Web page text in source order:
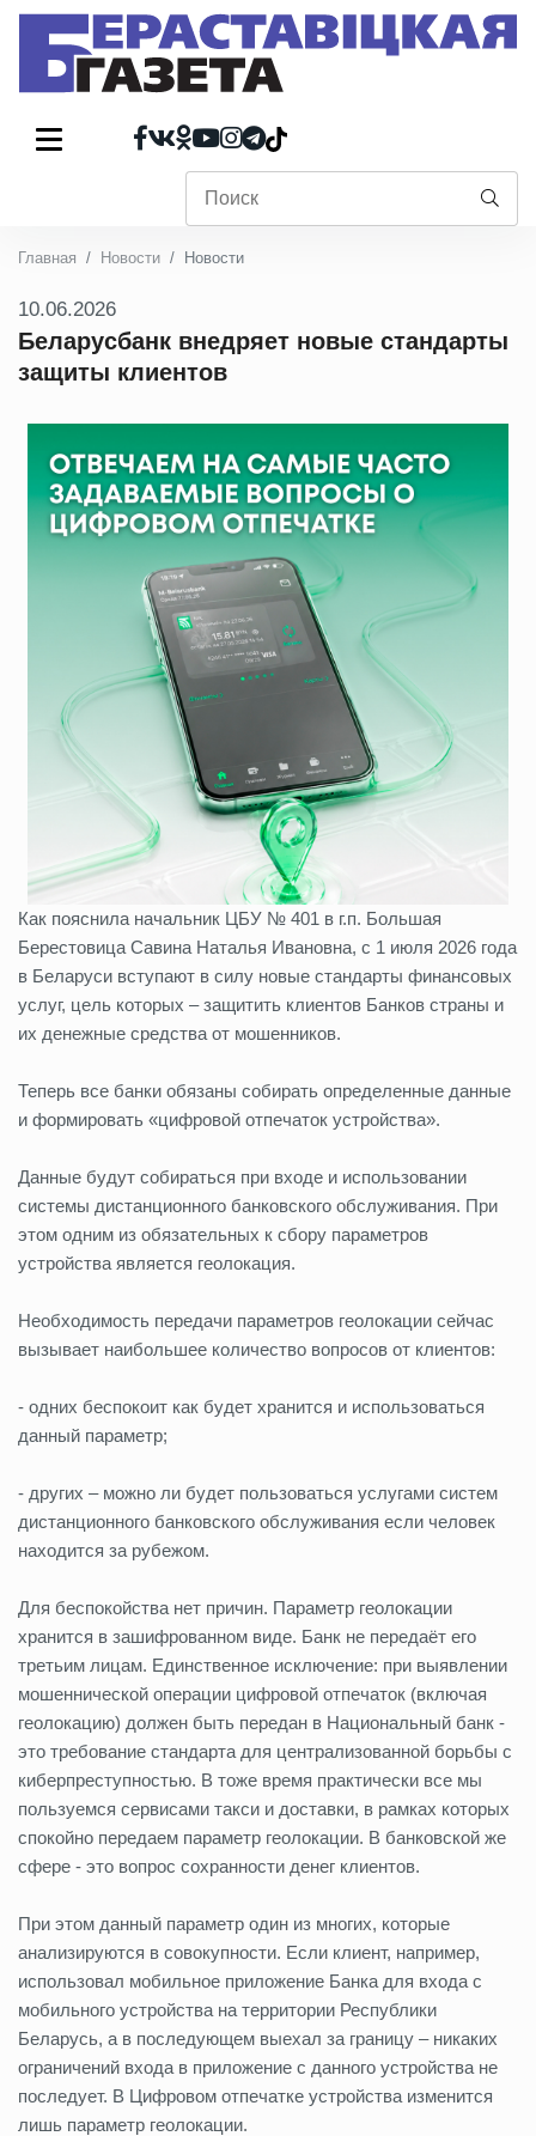
Главная Новости Новости
10.06.2026
Беларусбанк внедряет новые стандарты
защиты клиентов
Как пояснила начальник ЦБУ № 401 в г.п. Большая
Берестовица Савина Наталья Ивановна, с 1 июля 2026 года
в Беларуси вступают в силу новые стандарты финансовых
услуг, цель которых – защитить клиентов Банков страны и
их денежные средства от мошенников.
Теперь все банки обязаны собирать определенные данные
и формировать «цифровой отпечаток устройства».
Данные будут собираться при входе и использовании
системы дистанционного банковского обслуживания. При
этом одним из обязательных к сбору параметров
устройства является геолокация.
Необходимость передачи параметров геолокации сейчас
вызывает наибольшее количество вопросов от клиентов:
- одних беспокоит как будет хранится и использоваться
данный параметр;
- других – можно ли будет пользоваться услугами систем
дистанционного банковского обслуживания если человек
находится за рубежом.
Для беспокойства нет причин. Параметр геолокации
хранится в зашифрованном виде. Банк не передаёт его
третьим лицам. Единственное исключение: при выявлении
мошеннической операции цифровой отпечаток (включая
геолокацию) должен быть передан в Национальный банк -
это требование стандарта для централизованной борьбы с
киберпреступностью. В тоже время практически все мы
пользуемся сервисами такси и доставки, в рамках которых
спокойно передаем параметр геолокации. В банковской же
сфере - это вопрос сохранности денег клиентов.
При этом данный параметр один из многих, которые
анализируются в совокупности. Если клиент, например,
использовал мобильное приложение Банка для входа с
мобильного устройства на территории Республики
Беларусь, а в последующем выехал за границу – никаких
ограничений входа в приложение с данного устройства не
последует. В Цифровом отпечатке устройства изменится
лишь параметр геолокации.